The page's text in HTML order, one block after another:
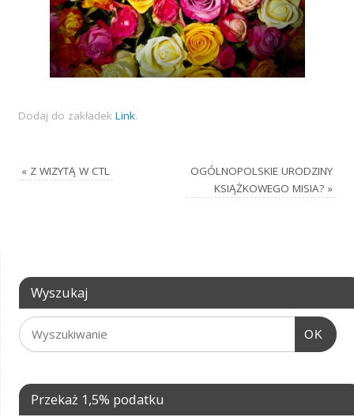
Dodaj do zakładek Link.
«Z WIZYTĄ W CTL
OGÓLNOPOLSKIE URODZINY
KSIĄŻKOWEGO MISIA? »
Wyszukaj
OK
Przekaż 1,5% podatku